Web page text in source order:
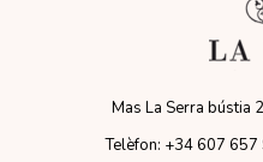
Mas La Serra bústia
Telèfon: +34 607